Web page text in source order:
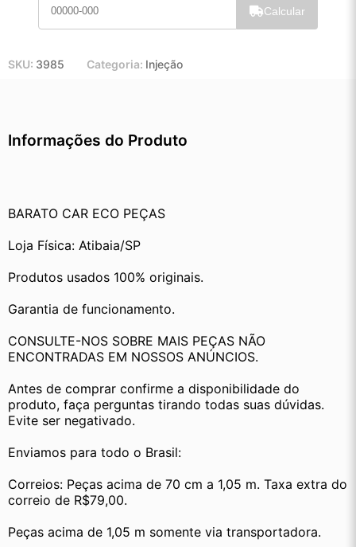
11x de R$ 23,42
Calcular
SKU: 3985 Categoria: Injeção
Informações do Produto
BARATO CAR ECO PEÇAS
Loja Física: Atibaia/SP
Produtos usados 100% originais.
Garantia de funcionamento.
CONSULTE-NOS SOBRE MAIS PEÇAS NÃO
ENCONTRADAS EM NOSSOS ANÚNCIOS.
Antes de comprar confirme a disponibilidade do
produto, faça perguntas tirando todas suas dúvidas.
Evite ser negativado.
Enviamos para todo o Brasil:
Correios: Peças acima de 70 cm a 1,05 m. Taxa extra do
correio de R$79,00.
Peças acima de 1,05 m somente via transportadora.